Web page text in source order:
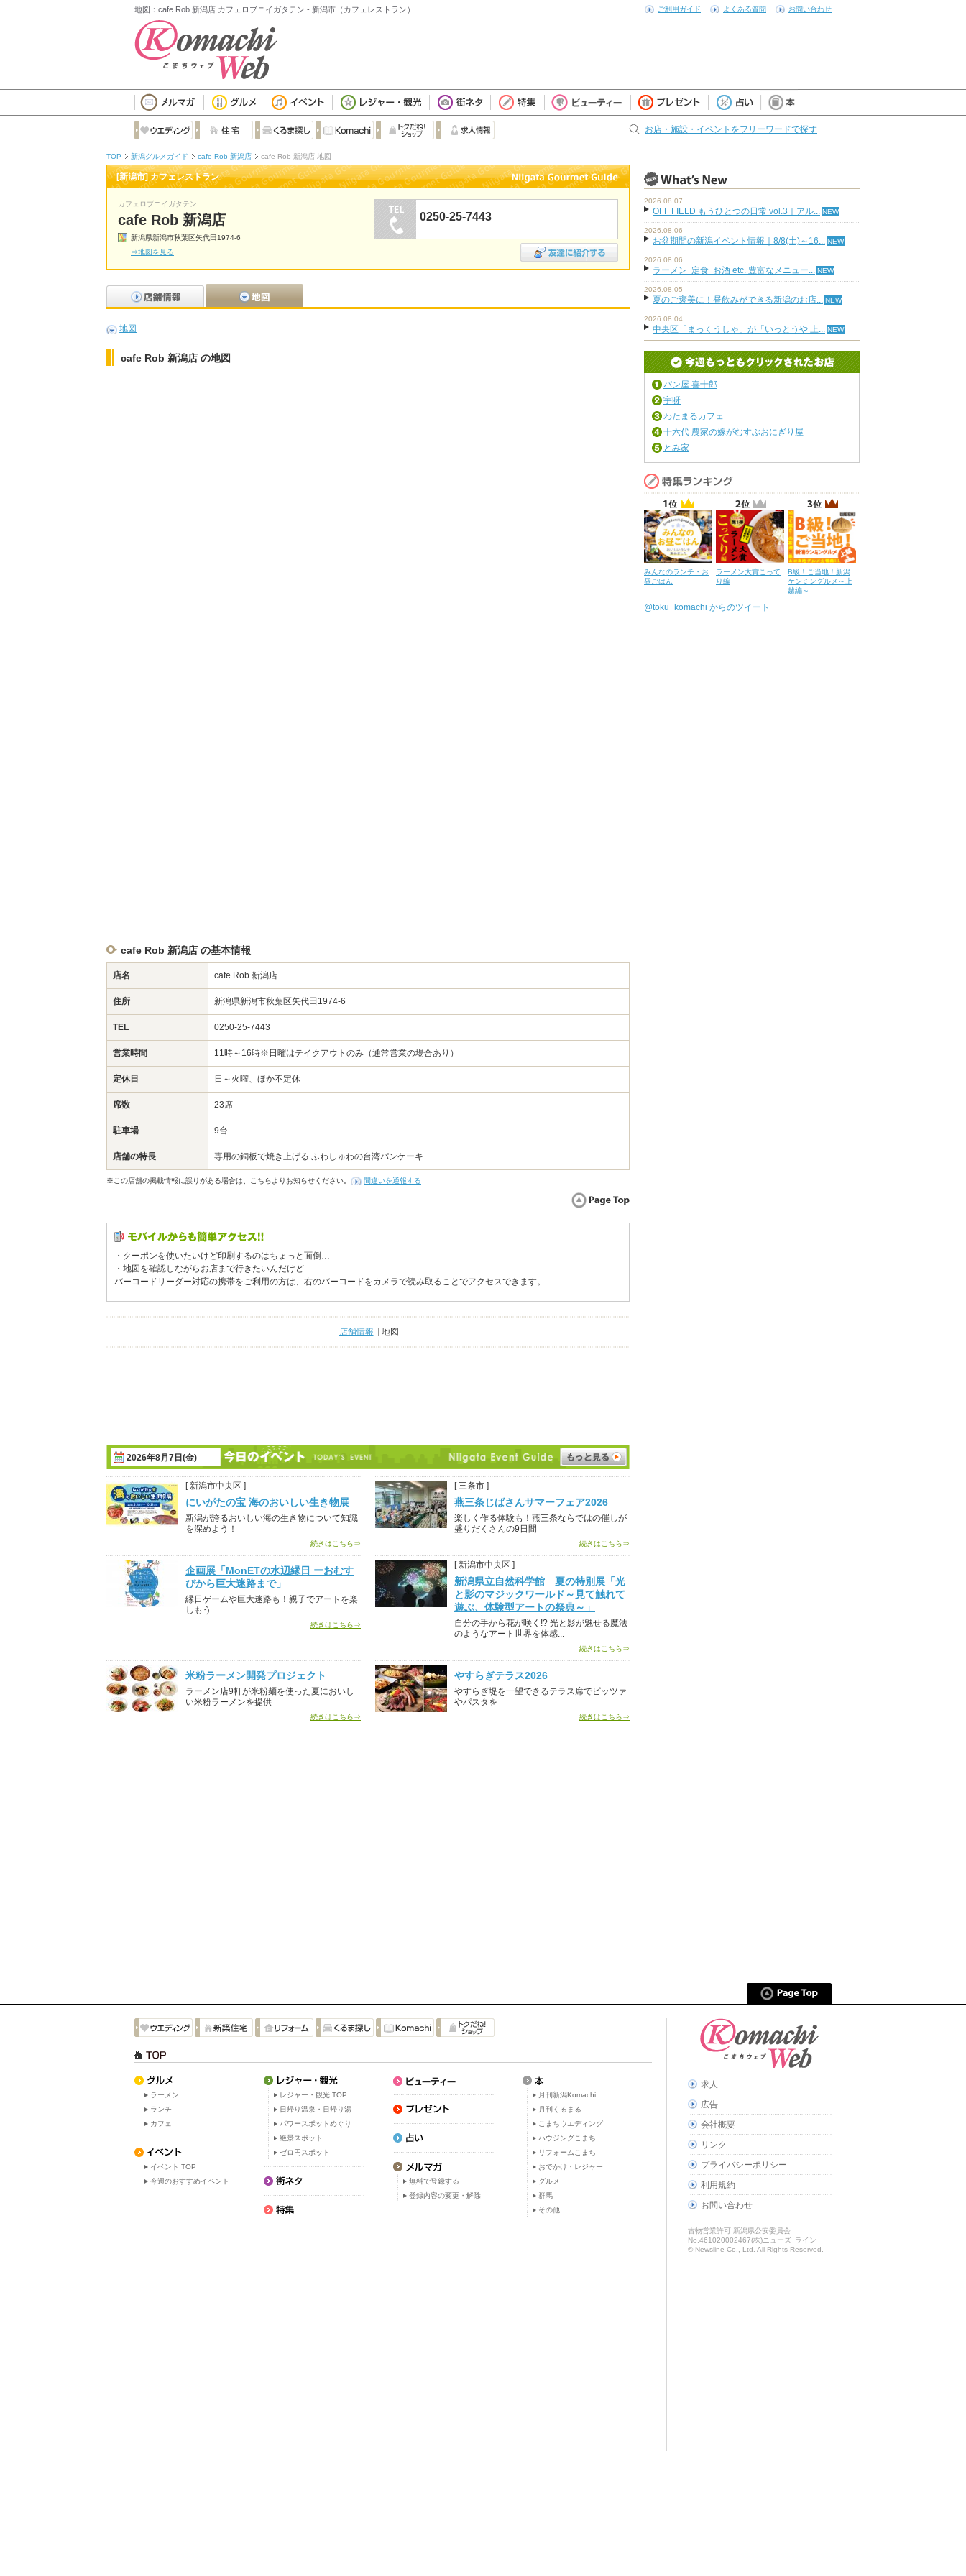
地図：cafe Rob 新潟店 カフェロブニイガタテン - 新潟市（カフェレストラン） ご利用ガイド よくある質問 お問い合わせ
お店・施設・イベントをフリーワードで探す
TOP 新潟グルメガイド cafe Rob 新潟店 cafe Rob 新潟店 地図
[新潟市] カフェレストラン
カフェロブニイガタテン
cafe Rob 新潟店
新潟県新潟市秋葉区矢代田1974-6
⇒地図を見る
0250-25-7443
地図
cafe Rob 新潟店 の地図
cafe Rob 新潟店 の基本情報
店名 cafe Rob 新潟店
住所 新潟県新潟市秋葉区矢代田1974-6
TEL 0250-25-7443
営業時間 11時～16時※日曜はテイクアウトのみ（通常営業の場合あり）
定休日 日～火曜、ほか不定休
席数 23席
駐車場 9台
店舗の特長 専用の銅板で焼き上げる ふわしゅわの台湾パンケーキ
※この店舗の掲載情報に誤りがある場合は、こちらよりお知らせください。 間違いを通報する
・クーポンを使いたいけど印刷するのはちょっと面倒…
・地図を確認しながらお店まで行きたいんだけど…
バーコードリーダー対応の携帯をご利用の方は、右のバーコードをカメラで読み取ることでアクセスできます。
店舗情報 地図
2026年8月7日(金)
[ 新潟市中央区 ]
にいがたの宝 海のおいしい生き物展
新潟が誇るおいしい海の生き物について知識
を深めよう！
続きはこちら⇒
[ 三条市 ]
燕三条じばさんサマーフェア2026
楽しく作る体験も！燕三条ならではの催しが
盛りだくさんの9日間
続きはこちら⇒
企画展「MonETの水辺縁日 ーおむす
びから巨大迷路まで」
縁日ゲームや巨大迷路も！親子でアートを楽
しもう
続きはこちら⇒
[ 新潟市中央区 ]
新潟県立自然科学館 夏の特別展「光
と影のマジックワールド～見て触れて
遊ぶ、体験型アートの祭典～」
自分の手から花が咲く!? 光と影が魅せる魔法
のようなアート世界を体感...
続きはこちら⇒
米粉ラーメン開発プロジェクト
ラーメン店9軒が米粉麺を使った夏においし
い米粉ラーメンを提供
続きはこちら⇒
やすらぎテラス2026
やすらぎ堤を一望できるテラス席でピッツァ
やパスタを
続きはこちら⇒
2026.08.07
OFF FIELD もうひとつの日常 vol.3｜アル...
2026.08.06
お盆期間の新潟イベント情報｜8/8(土)～16...
2026.08.06
ラーメン･定食･お酒 etc. 豊富なメニュー...
2026.08.05
夏のご褒美に！昼飲みができる新潟のお店...
2026.08.04
中央区「まっくうしゃ」が「いっとうや 上...
パン屋 喜十郎
宇呀
わたまるカフェ
十六代 農家の嫁がむすぶおにぎり屋
とみ家
みんなのランチ・お
昼ごはん
ラーメン大賞こって
り編
B級！ご当地！新潟
ケンミングルメ～上
越編～
@toku_komachi からのツイート
ラーメン
ランチ
カフェ
イベント TOP
今週のおすすめイベント
レジャー・観光 TOP
日帰り温泉・日帰り湯
パワースポットめぐり
絶景スポット
ゼロ円スポット
無料で登録する
登録内容の変更・解除
月刊新潟Komachi
月刊くるまる
こまちウエディング
ハウジングこまち
リフォームこまち
おでかけ・レジャー
グルメ
群馬
その他
求人
広告
会社概要
リンク
プライバシーポリシー
利用規約
お問い合わせ
古物営業許可 新潟県公安委員会
No.461020002467(株)ニューズ･ライン
© Newsline Co., Ltd. All Rights Reserved.